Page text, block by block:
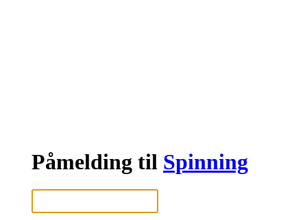
Påmelding til Spinning